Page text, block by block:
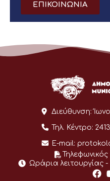
ΕΠΙΚΟΙΝΩΝΙΑ
Διεύθυνση:
Τηλ. Κέντρο:
E-mail:
Ωράρια λειτουργίας